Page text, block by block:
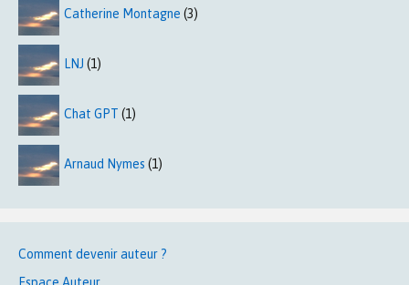
Catherine Montagne (3)
LNJ (1)
Chat GPT (1)
Arnaud Nymes (1)
Comment devenir auteur ?